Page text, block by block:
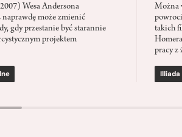
Wesa Andersona
może zmienić
gdy przestanie być starannie
projektem
Można
takich
pracy z
Illiada